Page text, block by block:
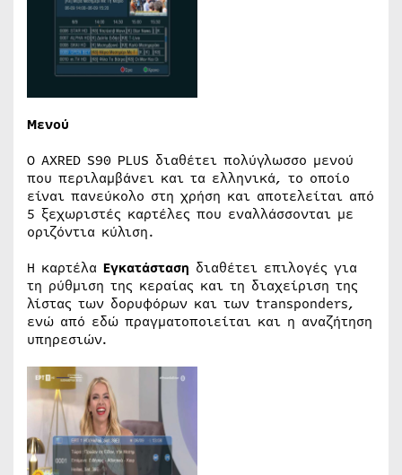
Μενού
Ο AXRED S90 PLUS διαθέτει πολύγλωσσο μενού
που περιλαμβάνει και τα ελληνικά, το οποίο
είναι πανεύκολο στη χρήση και αποτελείται από
5 ξεχωριστές καρτέλες που εναλλάσσονται με
οριζόντια κύλιση.
Η καρτέλα Εγκατάσταση διαθέτει επιλογές για
τη ρύθμιση της κεραίας και τη διαχείριση της
λίστας των δορυφόρων και των transponders,
ενώ από εδώ πραγματοποιείται και η αναζήτηση
υπηρεσιών.